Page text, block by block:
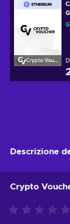
Crypto Voucher
Descrizione
Crypto